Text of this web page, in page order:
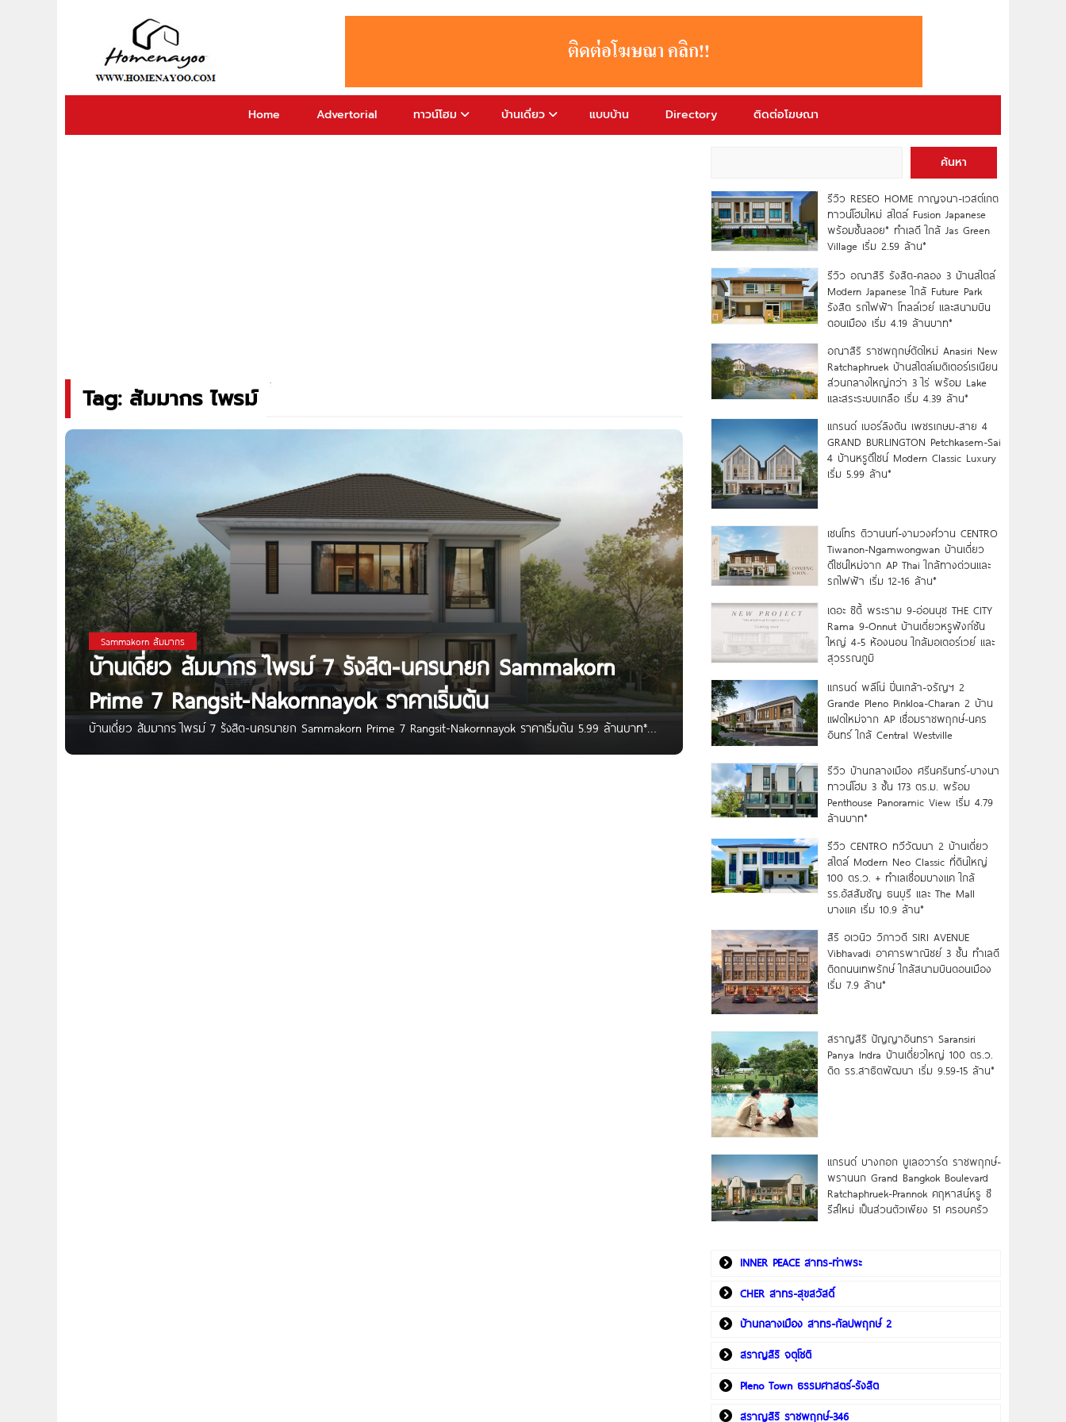
Home Advertorial ทาวน์โฮม บ้านเดี่ยว แบบบ้าน Directory ติดต่อโฆษณา
Tag: สัมมากร ไพรม์
Sammakorn สัมมากร
บ้านเดี่ยว สัมมากร ไพรม์ 7 รังสิต-นครนายก Sammakorn
Prime 7 Rangsit-Nakornnayok ราคาเริ่มต้น
บ้านเดี่ยว สัมมากร ไพรม์ 7 รังสิต-นครนายก Sammakorn Prime 7 Rangsit-Nakornnayok ราคาเริ่มต้น 5.99 ล้านบาท*
ค้นหา
รีวิว RESEO HOME กาญจนา-เวสต์เกต
ทาวน์โฮมใหม่ สไตล์ Fusion Japanese
พร้อมชั้นลอย* ทำเลดี ใกล้ Jas Green
Village เริ่ม 2.59 ล้าน*
รีวิว อณาสิริ รังสิต-คลอง 3 บ้านสไตล์
Modern Japanese ใกล้ Future Park
รังสิต รถไฟฟ้า โทลล์เวย์ และสนามบิน
ดอนเมือง เริ่ม 4.19 ล้านบาท*
อณาสิริ ราชพฤกษ์ตัดใหม่ Anasiri New
Ratchaphruek บ้านสไตล์เมดิเตอร์เรเนียน
ส่วนกลางใหญ่กว่า 3 ไร่ พร้อม Lake
และสระระบบเกลือ เริ่ม 4.39 ล้าน*
แกรนด์ เบอร์ลิงตัน เพชรเกษม-สาย 4
GRAND BURLINGTON Petchkasem-Sai
4 บ้านหรูดีไซน์ Modern Classic Luxury
เริ่ม 5.99 ล้าน*
เซนโทร ติวานนท์-งามวงศ์วาน CENTRO
Tiwanon-Ngamwongwan บ้านเดี่ยว
ดีไซน์ใหม่จาก AP Thai ใกล้ทางด่วนและ
รถไฟฟ้า เริ่ม 12-16 ล้าน*
เดอะ ซิตี้ พระราม 9-อ่อนนุช THE CITY
Rama 9-Onnut บ้านเดี่ยวหรูฟังก์ชัน
ใหญ่ 4-5 ห้องนอน ใกล้มอเตอร์เวย์ และ
สุวรรณภูมิ
แกรนด์ พลีโน่ ปิ่นเกล้า-จรัญฯ 2
Grande Pleno Pinkloa-Charan 2 บ้าน
แฝดใหม่จาก AP เชื่อมราชพฤกษ์-นคร
อินทร์ ใกล้ Central Westville
รีวิว บ้านกลางเมือง ศรีนครินทร์-บางนา
ทาวน์โฮม 3 ชั้น 173 ตร.ม. พร้อม
Penthouse Panoramic View เริ่ม 4.79
ล้านบาท*
รีวิว CENTRO ทวีวัฒนา 2 บ้านเดี่ยว
สไตล์ Modern Neo Classic ที่ดินใหญ่
100 ตร.ว. + ทำเลเชื่อมบางแค ใกล้
รร.อัสสัมชัญ ธนบุรี และ The Mall
บางแค เริ่ม 10.9 ล้าน*
สิริ อเวนิว วิภาวดี SIRI AVENUE
Vibhavadi อาคารพาณิชย์ 3 ชั้น ทำเลดี
ติดถนนเทพรักษ์ ใกล้สนามบินดอนเมือง
เริ่ม 7.9 ล้าน*
สราญสิริ ปัญญาอินทรา Saransiri
Panya Indra บ้านเดี่ยวใหญ่ 100 ตร.ว.
ดิด รร.สาธิตพัฒนา เริ่ม 9.59-15 ล้าน*
แกรนด์ บางกอก บูเลอวาร์ด ราชพฤกษ์-
พรานนก Grand Bangkok Boulevard
Ratchaphruek-Prannok คฤหาสน์หรู ซี
รีส์ใหม่ เป็นส่วนตัวเพียง 51 ครอบครัว
INNER PEACE สาทร-ท่าพระ
CHER สาทร-สุขสวัสดิ์
บ้านกลางเมือง สาทร-กัลปพฤกษ์ 2
สราญสิริ จตุโชติ
Pleno Town ธรรมศาสตร์-รังสิต
สราญสิริ ราชพฤกษ์-346